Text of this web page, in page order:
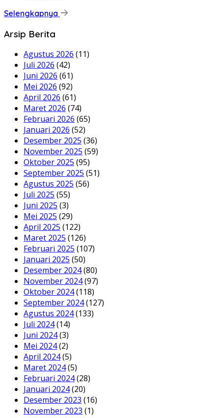
Selengkapnya
Arsip Berita
Agustus 2026 (11)
Juli 2026 (42)
Juni 2026 (61)
Mei 2026 (92)
April 2026 (61)
Maret 2026 (74)
Februari 2026 (65)
Januari 2026 (52)
Desember 2025 (36)
November 2025 (59)
Oktober 2025 (95)
September 2025 (51)
Agustus 2025 (56)
Juli 2025 (55)
Juni 2025 (3)
Mei 2025 (29)
April 2025 (122)
Maret 2025 (126)
Februari 2025 (107)
Januari 2025 (50)
Desember 2024(80)
November 2024(97)
Oktober 2024(118)
September 2024(127)
Agustus 2024(133)
Juli 2024(14)
Juni 2024(3)
Mei 2024(2)
April 2024(5)
Maret 2024(5)
Februari 2024(28)
Januari 2024(20)
Desember 2023 (16)
November 2023 (1)